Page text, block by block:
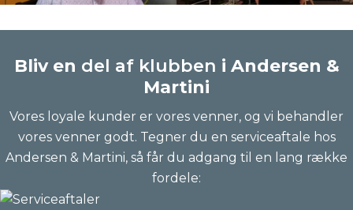
Bliv en del af klubben i Andersen &
Martini
Vores loyale kunder er vores venner, og vi behandler
vores venner godt. Tegner du en serviceaftale hos
Andersen & Martini, så får du adgang til en lang række
fordele: